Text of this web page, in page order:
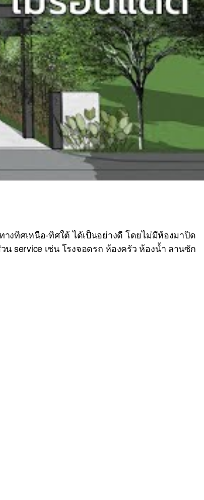
งทิศเหนือ-ทิศใต้ ได้เป็นอย่างดี โดยไม่มีห้องมาปิด
service เช่น โรงจอดรถ ห้องครัว ห้องน้ำ ลานซัก